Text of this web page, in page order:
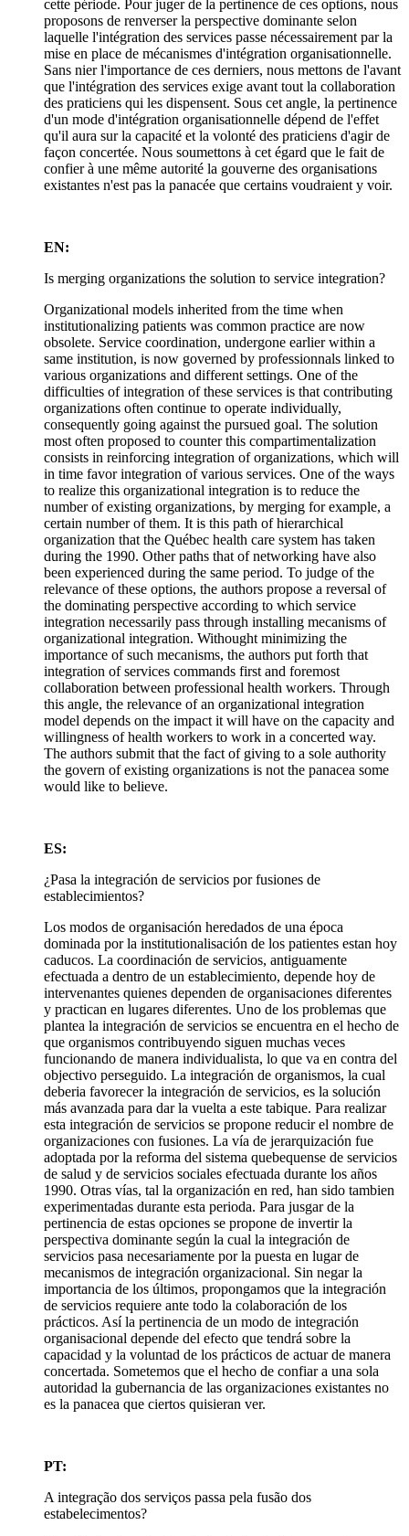
cette période. Pour juger de la pertinence de ces options, nous
proposons de renverser la perspective dominante selon
laquelle l'intégration des services passe nécessairement par la
mise en place de mécanismes d'intégration organisationnelle.
Sans nier l'importance de ces derniers, nous mettons de l'avant
que l'intégration des services exige avant tout la collaboration
des praticiens qui les dispensent. Sous cet angle, la pertinence
d'un mode d'intégration organisationnelle dépend de l'effet
qu'il aura sur la capacité et la volonté des praticiens d'agir de
façon concertée. Nous soumettons à cet égard que le fait de
confier à une même autorité la gouverne des organisations
existantes n'est pas la panacée que certains voudraient y voir.
EN:
Is merging organizations the solution to service integration?
Organizational models inherited from the time when
institutionalizing patients was common practice are now
obsolete. Service coordination, undergone earlier within a
same institution, is now governed by professionnals linked to
various organizations and different settings. One of the
difficulties of integration of these services is that contributing
organizations often continue to operate individually,
consequently going against the pursued goal. The solution
most often proposed to counter this compartimentalization
consists in reinforcing integration of organizations, which will
in time favor integration of various services. One of the ways
to realize this organizational integration is to reduce the
number of existing organizations, by merging for example, a
certain number of them. It is this path of hierarchical
organization that the Québec health care system has taken
during the 1990. Other paths that of networking have also
been experienced during the same period. To judge of the
relevance of these options, the authors propose a reversal of
the dominating perspective according to which service
integration necessarily pass through installing mecanisms of
organizational integration. Withought minimizing the
importance of such mecanisms, the authors put forth that
integration of services commands first and foremost
collaboration between professional health workers. Through
this angle, the relevance of an organizational integration
model depends on the impact it will have on the capacity and
willingness of health workers to work in a concerted way.
The authors submit that the fact of giving to a sole authority
the govern of existing organizations is not the panacea some
would like to believe.
ES:
¿Pasa la integración de servicios por fusiones de
establecimientos?
Los modos de organisación heredados de una época
dominada por la institutionalisación de los patientes estan hoy
caducos. La coordinación de servicios, antiguamente
efectuada a dentro de un establecimiento, depende hoy de
intervenantes quienes dependen de organisaciones diferentes
y practican en lugares diferentes. Uno de los problemas que
plantea la integración de servicios se encuentra en el hecho de
que organismos contribuyendo siguen muchas veces
funcionando de manera individualista, lo que va en contra del
objectivo perseguido. La integración de organismos, la cual
deberia favorecer la integración de servicios, es la solución
más avanzada para dar la vuelta a este tabique. Para realizar
esta integración de servicios se propone reducir el nombre de
organizaciones con fusiones. La vía de jerarquización fue
adoptada por la reforma del sistema quebequense de servicios
de salud y de servicios sociales efectuada durante los años
1990. Otras vías, tal la organización en red, han sido tambien
experimentadas durante esta perioda. Para jusgar de la
pertinencia de estas opciones se propone de invertir la
perspectiva dominante según la cual la integración de
servicios pasa necesariamente por la puesta en lugar de
mecanismos de integración organizacional. Sin negar la
importancia de los últimos, propongamos que la integración
de servicios requiere ante todo la colaboración de los
prácticos. Así la pertinencia de un modo de integración
organisacional depende del efecto que tendrá sobre la
capacidad y la voluntad de los prácticos de actuar de manera
concertada. Sometemos que el hecho de confiar a una sola
autoridad la gubernancia de las organizaciones existantes no
es la panacea que ciertos quisieran ver.
PT:
A integração dos serviços passa pela fusão dos
estabelecimentos?